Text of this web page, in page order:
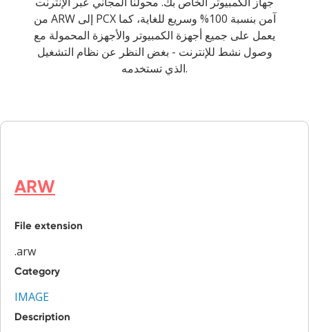
من ARW إلى PCX آمن بنسبة 100% وسريع للغاية، كما
يعمل على جميع أجهزة الكمبيوتر والأجهزة المحمولة مع
وصول نشط للإنترنت - بغض النظر عن نظام التشغيل
الذي تستخدمه.
ARW
File extension
.arw
Category
IMAGE
Description